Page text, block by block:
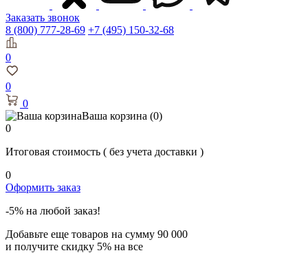
Заказать звонок
8 (800) 777-28-69 +7 (495) 150-32-68
0
0
0
Ваша корзина (0)
0
Итоговая стоимость ( без учета доставки )
0
Оформить заказ
-5% на любой заказ!
Добавьте еще товаров на сумму 90 000
и получите скидку 5% на все